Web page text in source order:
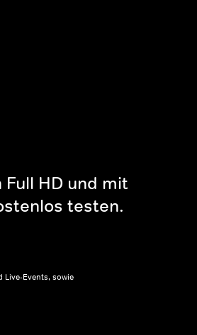
HD und mit
testen.
Live-Events, sowie